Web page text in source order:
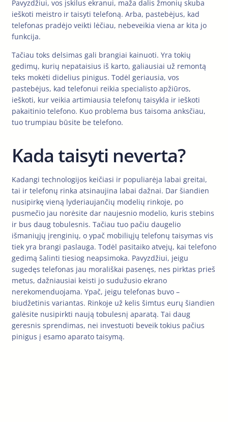
Pavyzdžiui, vos įskilus ekranui, maža dalis žmonių skuba
ieškoti meistro ir taisyti telefoną. Arba, pastebėjus, kad
telefonas pradėjo veikti lėčiau, nebeveikia viena ar kita jo
funkcija.
Tačiau toks delsimas gali brangiai kainuoti. Yra tokių
gedimų, kurių nepataisius iš karto, galiausiai už remontą
teks mokėti didelius pinigus. Todėl geriausia, vos
pastebėjus, kad telefonui reikia specialisto apžiūros,
ieškoti, kur veikia artimiausia telefonų taisykla ir ieškoti
pakaitinio telefono. Kuo problema bus taisoma anksčiau,
tuo trumpiau būsite be telefono.
Kada taisyti neverta?
Kadangi technologijos keičiasi ir populiarėja labai greitai,
tai ir telefonų rinka atsinaujina labai dažnai. Dar šiandien
nusipirkę vieną lyderiaujančių modelių rinkoje, po
pusmečio jau norėsite dar naujesnio modelio, kuris stebins
ir bus daug tobulesnis. Tačiau tuo pačiu daugelio
išmaniųjų įrenginių, o ypač mobiliųjų telefonų taisymas vis
tiek yra brangi paslauga. Todėl pasitaiko atvejų, kai telefono
gedimą šalinti tiesiog neapsimoka. Pavyzdžiui, jeigu
sugedęs telefonas jau morališkai pasenęs, nes pirktas prieš
metus, dažniausiai keisti jo sudužusio ekrano
nerekomenduojama. Ypač, jeigu telefonas buvo –
biudžetinis variantas. Rinkoje už kelis šimtus eurų šiandien
galėsite nusipirkti naują tobulesnį aparatą. Tai daug
geresnis sprendimas, nei investuoti beveik tokius pačius
pinigus į esamo aparato taisymą.